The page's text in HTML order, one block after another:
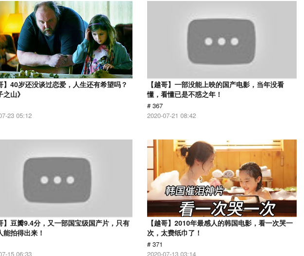
】40岁还没谈过恋爱，人生还有希望吗？
之山》
23 05:12
【越哥】一部没能上映的国产电影，当年没看
懂，看懂已是不惑之年！
# 367
2020-07-21 08:42
】豆瓣9.4分，又一部国宝级国产片，只有
能拍得出来！
15 06:33
【越哥】2010年最感人的韩国电影，看一次哭一
次，太费纸巾了！
# 371
2020-07-13 03:14